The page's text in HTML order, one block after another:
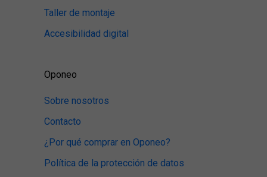
Taller de montaje
Accesibilidad digital
Oponeo
Sobre nosotros
Contacto
¿Por qué comprar en Oponeo?
Política de la protección de datos